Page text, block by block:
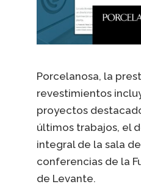
Porcelanosa, la
revestimientos
proyectos
últimos trabajos, el
integral de la sala
conferencias de la
de Levante.